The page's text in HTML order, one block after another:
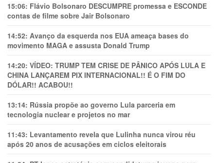
15:06: Flávio Bolsonaro DESCUMPRE promessa e ESCONDE
contas de filme sobre Jair Bolsonaro
14:52: Avanço da esquerda nos EUA ameaça bases do
movimento MAGA e assusta Donald Trump
14:20: VÍDEO: TRUMP TEM CRlSE DE PÂNlCO APÓS LULA E
CHINA LANÇAREM PIX INTERNACIONAL!! É O FIM DO
DÓLAR!! ACABOU!!
13:14: Rússia propõe ao governo Lula parceria em
tecnologia nuclear e projetos no mar
11:43: Levantamento revela que Lulinha nunca virou réu
após 20 anos de acusações em ciclos eleitorais